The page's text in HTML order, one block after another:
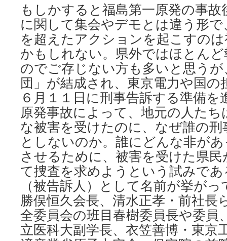
もしかすると福島第一原発の事
に関して集会やデモとは違う形
を超えたアクションを起こすの
かもしれない。県外ではほとん
のでご存じない方も多いと思う
団」が結成され、東京電力や国の
６月１１日に刑事告訴する準備
原発事故によって、地元の人た
な被害を受けたのに、なぜ誰の
としないのか。誰にどんな非が
させるために、被害を受けた県
て捜査を求めようという試みで
（被告訴人）として名前が挙が
勝俣恒久会長、清水正孝・前社長
全委員会の班目春樹委員長や委員
立医科大副学長、衣笠善博・東京